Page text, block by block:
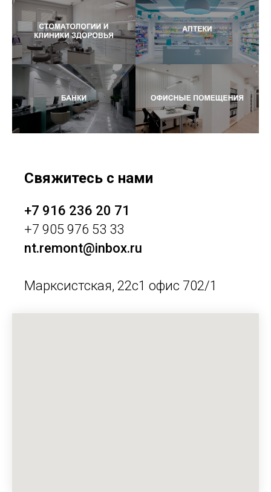
Свяжитесь с нами
+7 916 236 20 71
+7 905 976 53 33
nt.remont@inbox.ru
Марксистская, 22с1 офис 702/1